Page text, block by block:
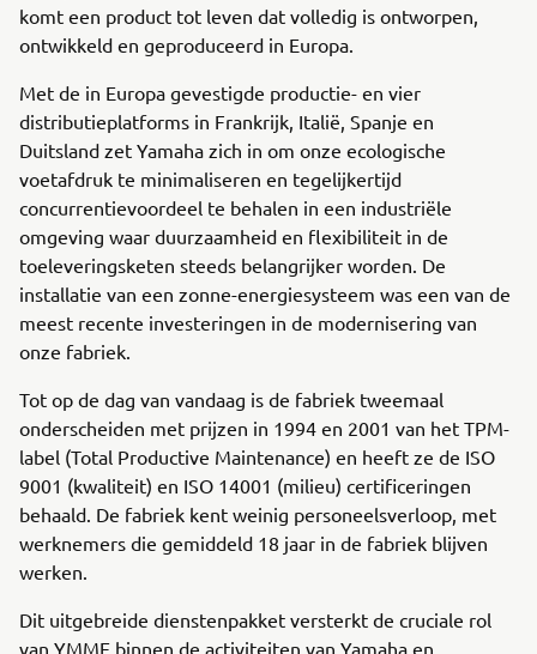
komt een product tot leven dat volledig is ontworpen,
ontwikkeld en geproduceerd in Europa.
Met de in Europa gevestigde productie- en vier
distributieplatforms in Frankrijk, Italië, Spanje en
Duitsland zet Yamaha zich in om onze ecologische
voetafdruk te minimaliseren en tegelijkertijd
concurrentievoordeel te behalen in een industriële
omgeving waar duurzaamheid en flexibiliteit in de
toeleveringsketen steeds belangrijker worden. De
installatie van een zonne-energiesysteem was een van de
meest recente investeringen in de modernisering van
onze fabriek.
Tot op de dag van vandaag is de fabriek tweemaal
onderscheiden met prijzen in 1994 en 2001 van het TPM-
label (Total Productive Maintenance) en heeft ze de ISO
9001 (kwaliteit) en ISO 14001 (milieu) certificeringen
behaald. De fabriek kent weinig personeelsverloop, met
werknemers die gemiddeld 18 jaar in de fabriek blijven
werken.
Dit uitgebreide dienstenpakket versterkt de cruciale rol
van YMME binnen de activiteiten van Yamaha en